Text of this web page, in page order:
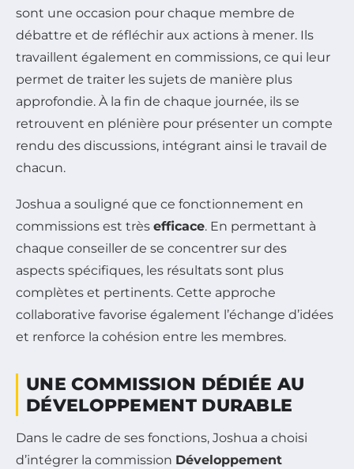
sont une occasion pour chaque membre de
débattre et de réfléchir aux actions à mener. Ils
travaillent également en commissions, ce qui leur
permet de traiter les sujets de manière plus
approfondie. À la fin de chaque journée, ils se
retrouvent en plénière pour présenter un compte
rendu des discussions, intégrant ainsi le travail de
chacun.
Joshua a souligné que ce fonctionnement en
commissions est très efficace. En permettant à
chaque conseiller de se concentrer sur des
aspects spécifiques, les résultats sont plus
complètes et pertinents. Cette approche
collaborative favorise également l’échange d’idées
et renforce la cohésion entre les membres.
UNE COMMISSION DÉDIÉE AU
DÉVELOPPEMENT DURABLE
Dans le cadre de ses fonctions, Joshua a choisi
d’intégrer la commission Développement